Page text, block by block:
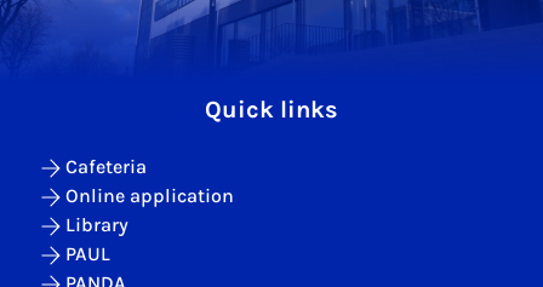
Quick links
Cafeteria
Online application
Library
PAUL